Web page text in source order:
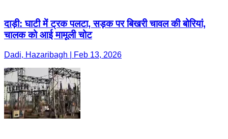
दाड़ी: घाटी में ट्रक पलटा, सड़क पर बिखरी चावल की बोरियां,
चालक को आई मामूली चोट
Dadi, Hazaribagh | Feb 13, 2026